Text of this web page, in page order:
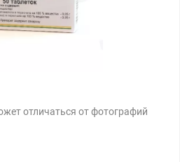
отличаться от фотографий